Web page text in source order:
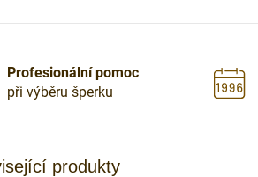
Profesionální pomoc
při výběru šperku
produkty